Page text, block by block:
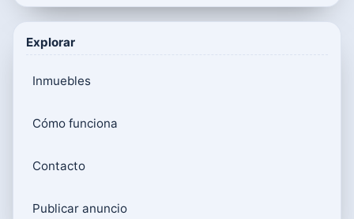
Explorar
Inmuebles
Cómo funciona
Contacto
Publicar anuncio